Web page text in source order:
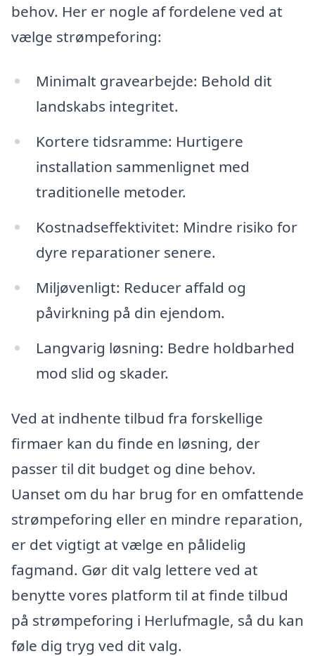
behov. Her er nogle af fordelene ved at
vælge strømpeforing:
Minimalt gravearbejde: Behold dit
landskabs integritet.
Kortere tidsramme: Hurtigere
installation sammenlignet med
traditionelle metoder.
Kostnadseffektivitet: Mindre risiko for
dyre reparationer senere.
Miljøvenligt: Reducer affald og
påvirkning på din ejendom.
Langvarig løsning: Bedre holdbarhed
mod slid og skader.
Ved at indhente tilbud fra forskellige
firmaer kan du finde en løsning, der
passer til dit budget og dine behov.
Uanset om du har brug for en omfattende
strømpeforing eller en mindre reparation,
er det vigtigt at vælge en pålidelig
fagmand. Gør dit valg lettere ved at
benytte vores platform til at finde tilbud
på strømpeforing i Herlufmagle, så du kan
føle dig tryg ved dit valg.